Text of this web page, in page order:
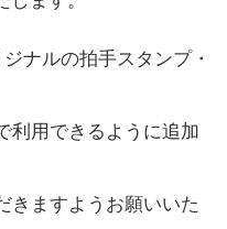
ナルの拍手スタンプ・
利用できるように追加
きますようお願いいた